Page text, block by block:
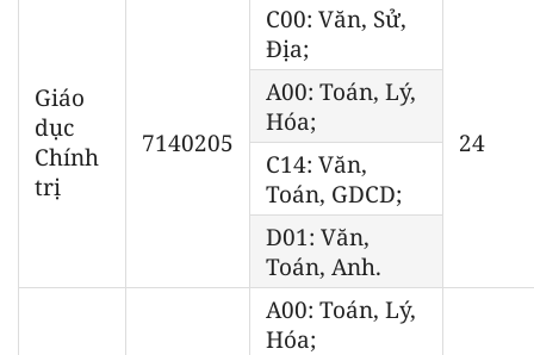
Giáo
dục
Chính
trị
7140205
C00: Văn, Sử,
Địa;
24
A00: Toán, Lý,
Hóa;
C14: Văn,
Toán, GDCD;
D01: Văn,
Toán, Anh.
A00: Toán, Lý,
Hóa;